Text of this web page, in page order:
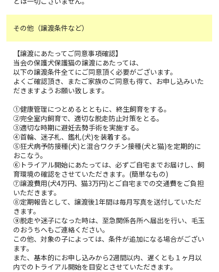
その他（譲渡条件など）
【譲渡にあたってご同意事項確認】
当会の保護犬保護猫の譲渡にあたっては、
以下の譲渡条件全てにご同意頂く必要がございます。
よくご確認頂き、またご家族のご同意も得て、お申し込みいた
だきますようお願い致します。
①健康管理につとめるとともに、終生飼育をする。
②完全室内飼育で、適切な脱走防止対策をとる。
③適切な時期に避妊去勢手術を実施する。
④首輪、迷子札、鑑札(犬)を装着する。
⑤狂犬病予防接種(犬)と混合ワクチン接種(犬と猫)を定期的に
おこなう。
⑥トライアル開始にあたっては、必ずご自宅までお届けし、飼
育環境の確認をさせていただきます。(簡単なもの)
⑦譲渡費用(犬4万円、猫3万円)とご自宅までの交通費をご負担
いただきます。
⑧定期報告として、譲渡後1年間は毎月写真を送付していただ
きます。
⑨脱走や迷子になった時は、至急関係各所へ届出を行い、毛玉
のおうちへもご連絡ください。
この他、対象の子によっては、条件が追加になる場合がござい
ます。
また、基本的にお申し込みから2週間以内、遅くとも１ヶ月以
内でのトライアル開始を目安とさせていただきます。